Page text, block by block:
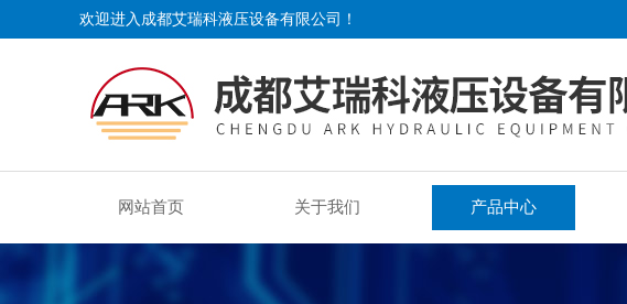
欢迎进入成都艾瑞科液压设备有限公司！
网站首页 关于我们 产品中心